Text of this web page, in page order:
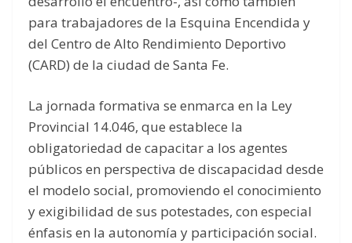
para trabajadores de la Esquina Encendida y
del Centro de Alto Rendimiento Deportivo
(CARD) de la ciudad de Santa Fe.
La jornada formativa se enmarca en la Ley
Provincial 14.046, que establece la
obligatoriedad de capacitar a los agentes
públicos en perspectiva de discapacidad desde
el modelo social, promoviendo el conocimiento
y exigibilidad de sus potestades, con especial
énfasis en la autonomía y participación social.